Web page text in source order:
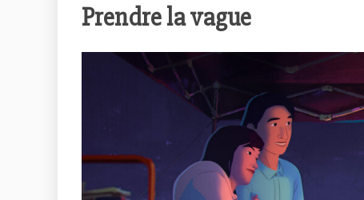
Prendre la vague